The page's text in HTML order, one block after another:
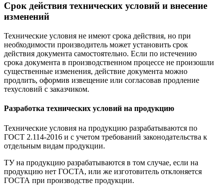
Срок действия технических условий и внесение
изменений
Технические условия не имеют срока действия, но при
необходимости производитель может установить срок
действия документа самостоятельно. Если по истечению
срока документа в производственном процессе не произошли
существенные изменения, действие документа можно
продлить, оформив извещение или согласовав продление
техусловий с заказчиком.
Разработка технических условий на продукцию
Технические условия на продукцию разрабатываются по
ГОСТ 2.114-2016 и с учетом требований законодательства к
отдельным видам продукции.
ТУ на продукцию разрабатываются в том случае, если на
продукцию нет ГОСТА, или же изготовитель отклоняется
ГОСТА при производстве продукции.